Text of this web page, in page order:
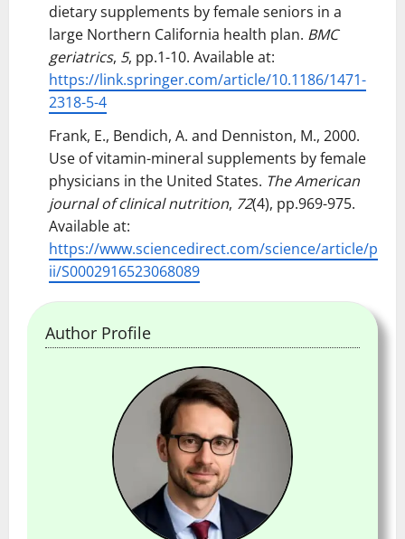
dietary supplements by female seniors in a
large Northern California health plan. BMC
geriatrics, 5, pp.1-10. Available at:
https://link.springer.com/article/10.1186/1471-
2318-5-4
Frank, E., Bendich, A. and Denniston, M., 2000.
Use of vitamin-mineral supplements by female
physicians in the United States. The American
journal of clinical nutrition, 72(4), pp.969-975.
Available at:
https://www.sciencedirect.com/science/article/p
ii/S0002916523068089
Author Profile